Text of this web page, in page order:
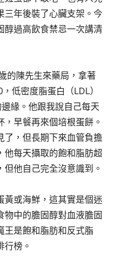
三年後裝了心臟支架。今
醇過高飲食禁忌一次講清
的陳先生來藥局，拿著
低密度脂蛋白（LDL）
緣。他跟我說自己每天
早餐再來個培根蛋餅。
了，但長期下來血管負擔
他每天攝取的飽和脂肪超
他自己完全沒意識到。
黃或海鮮，這其實是個迷
物中的膽固醇對血液膽固
王是飽和脂肪和反式脂
行榜。